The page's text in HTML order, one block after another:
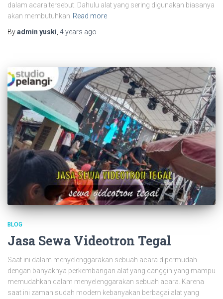
dalam acara tersebut. Dahulu alat yang sering digunakan biasanya
akan membutuhkan Read more
Byadmin yuski 4 years ago
BLOG
Jasa Sewa Videotron Tegal
Saat ini dalam menyelenggarakan sebuah acara dipermudah
dengan banyaknya perkembangan alat yang canggih yang mampu
memudahkan dalam menyelenggarakan sebuah acara. Karena
saat ini zaman sudah modern kebanyakan berbagai alat yang